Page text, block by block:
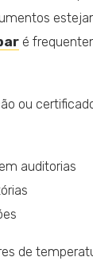
é
ou
auditorias
de